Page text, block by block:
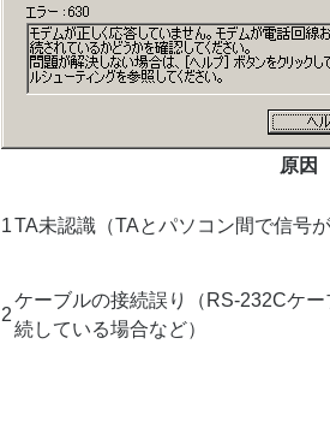
原因
1TA未認識（TAとパソコン間で信号
2
ケーブルの接続誤り（RS-232Cケ
続している場合など）